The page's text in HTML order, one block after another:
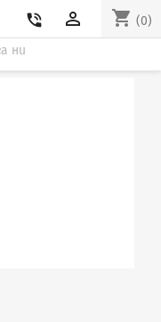
shopping_cart (0)

phone_in_talk